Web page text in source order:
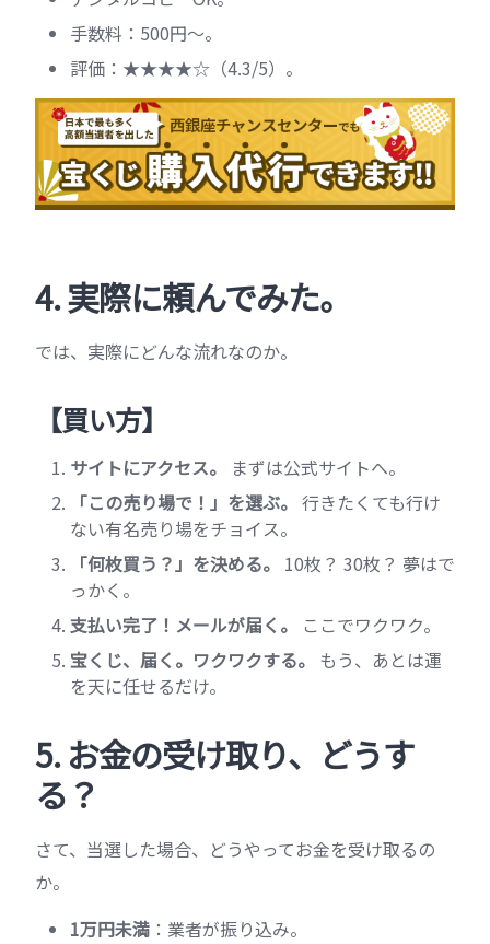
手数料：500円〜。
評価：★★★★☆（4.3/5）。
4. 実際に頼んでみた。
では、実際にどんな流れなのか。
【買い方】
サイトにアクセス。
まずは公式サイトへ。
「この売り場で！」を選ぶ。 行きたくても行け
ない有名売り場をチョイス。
「何枚買う？」を決める。 10枚？ 30枚？ 夢はで
っかく。
支払い完了！メールが届く。
ここでワクワク。
宝くじ、届く。ワクワクする。 もう、あとは運
を天に任せるだけ。
5. お金の受け取り、どうす
る？
さて、当選した場合、どうやってお金を受け取るの
か。
1万円未満 ：業者が振り込み。